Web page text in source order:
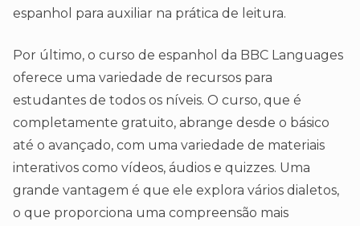
espanhol para auxiliar na prática de leitura.
Por último, o curso de espanhol da BBC Languages
oferece uma variedade de recursos para
estudantes de todos os níveis. O curso, que é
completamente gratuito, abrange desde o básico
até o avançado, com uma variedade de materiais
interativos como vídeos, áudios e quizzes. Uma
grande vantagem é que ele explora vários dialetos,
o que proporciona uma compreensão mais